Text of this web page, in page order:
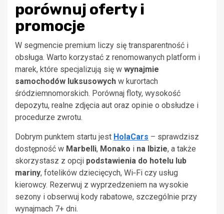
porównuj oferty i
promocje
W segmencie premium liczy się transparentność i
obsługa. Warto korzystać z renomowanych platform i
marek, które specjalizują się w wynajmie
samochodów luksusowych w kurortach
śródziemnomorskich. Porównaj floty, wysokość
depozytu, realne zdjęcia aut oraz opinie o obsłudze i
procedurze zwrotu.
Dobrym punktem startu jest HolaCars – sprawdzisz
dostępność w Marbelli, Monako i na Ibizie, a także
skorzystasz z opcji podstawienia do hotelu lub
mariny, fotelików dziecięcych, Wi‑Fi czy usług
kierowcy. Rezerwuj z wyprzedzeniem na wysokie
sezony i obserwuj kody rabatowe, szczególnie przy
wynajmach 7+ dni.